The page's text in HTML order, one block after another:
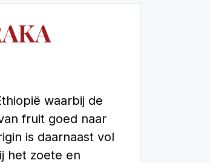
waarbij de
fruit goed naar
is daarnaast vol
het zoete en